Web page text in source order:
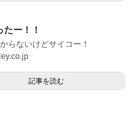
たー！！
らないけどサイコー！
記事を読む